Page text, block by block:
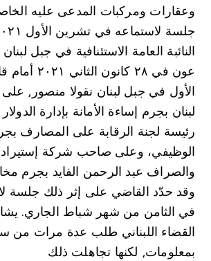
وعقارات ومركبات المدعى عليه
النائبة العامة الاستئنافية في جبل
عون في ۲۸
الأول في جبل لبنان نقولا منصور⸲
لبنان بجرم إساءة الأمانة بإدارة
رئيسة لجنة الرقابة على المصارف
الوظيفي، وعلى صاحب شركة إستيراد
والصراف عبد الرحمن الفايد بجرم
وقد حدّد القاضي على إثر ذلك جلسة
في الثامن من شهر شباط الجاري.
القضاء اللبناني طلب عدة مرات من
بمعلومات⸲ لكنها تجاهلت ذلك